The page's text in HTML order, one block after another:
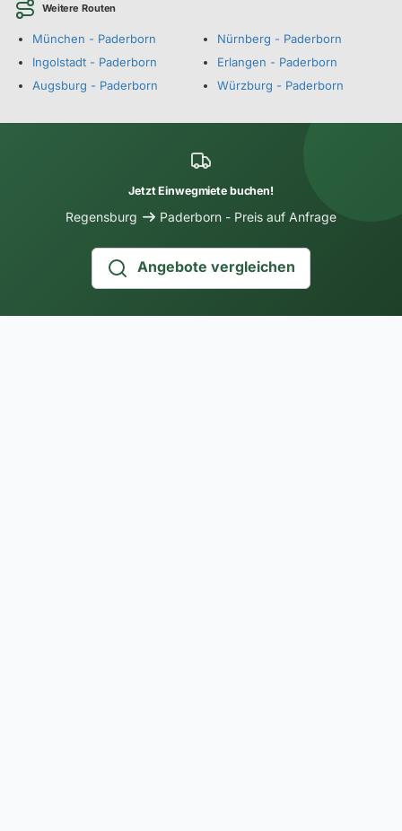
Weitere Routen
München - Paderborn
Ingolstadt - Paderborn
Augsburg - Paderborn
Nürnberg - Paderborn
Erlangen - Paderborn
Würzburg - Paderborn
Jetzt Einwegmiete buchen!
Regensburg Paderborn - Preis auf Anfrage
Angebote vergleichen